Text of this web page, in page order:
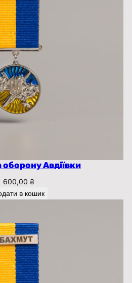
Авдіївки
600,00 ₴
в кошик